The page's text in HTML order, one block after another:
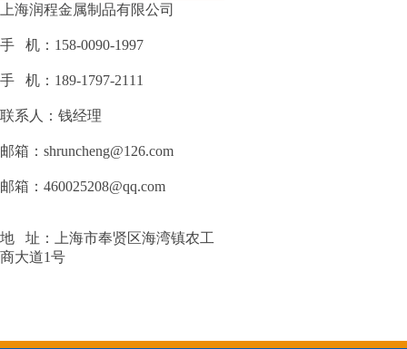
上海润程金属制品有限公司
手 机：158-0090-1997
手 机：189-1797-2111
联系人：钱经理
邮箱：shruncheng@126.com
邮箱：460025208@qq.com
地 址：上海市奉贤区海湾镇农工
商大道1号